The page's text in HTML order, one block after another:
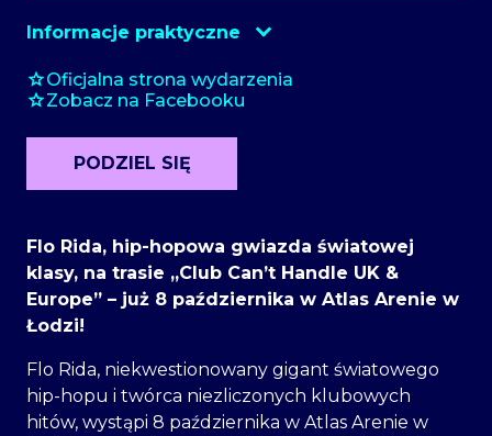
Flo Rida, hip-hopowa gwiazda światowej
klasy, na trasie „Club Can’t Handle UK &
Europe” – już 8 października w Atlas Arenie w
Łodzi!
Flo Rida, niekwestionowany gigant światowego
hip-hopu i twórca niezliczonych klubowych
hitów, wystąpi 8 października w Atlas Arenie w
Informacje praktyczne
Szatnia
Wnoszenie aparatów
Oficjalna strona wydarzenia
Zobacz na Facebooku
PODZIEL SIĘ